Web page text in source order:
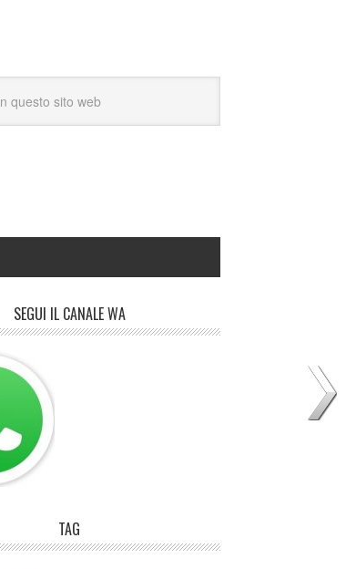
SEGUI IL CANALE WA
TAG